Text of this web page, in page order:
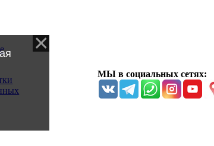
МЫ в социальных сетях: